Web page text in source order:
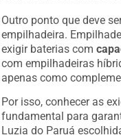
Outro ponto que deve
empilhadeira.
exigir baterias com
com empilhadeiras
apenas como
Por isso, conhecer as
fundamental para
Luzia do Paruá